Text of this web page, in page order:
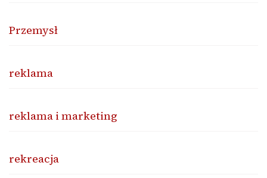
Przemysł
reklama
reklama i marketing
rekreacja